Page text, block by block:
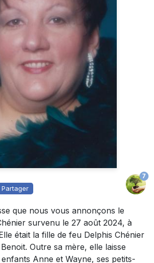
Partager
7
que nous vous annonçons le
survenu le 27 août 2024, à
était la fille de feu Delphis Chénier
Outre sa mère, elle laisse
Anne et Wayne, ses petits-